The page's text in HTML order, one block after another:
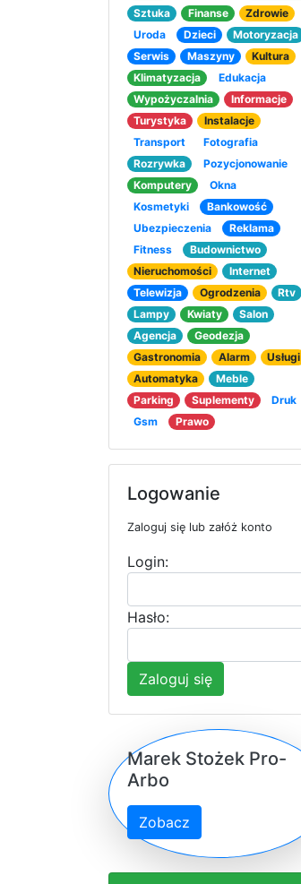
Sztuka
Finanse
Zdrowie
Uroda
Dzieci
Motoryzacja
Serwis
Maszyny
Kultura
Klimatyzacja
Edukacja
Wypożyczalnia
Informacje
Turystyka
Instalacje
Transport
Fotografia
Rozrywka
Pozycjonowanie
Komputery
Okna
Kosmetyki
Bankowość
Ubezpieczenia
Reklama
Fitness
Budownictwo
Nieruchomości
Internet
Telewizja
Ogrodzenia
Rtv
Lampy
Kwiaty
Salon
Agencja
Geodezja
Gastronomia
Alarm
Usługi
Automatyka
Meble
Parking
Suplementy
Druk
Gsm
Prawo
Logowanie
Zaloguj się lub załóż konto
Login:
Hasło:
Zaloguj się
Marek Stożek Pro-
Arbo
Zobacz